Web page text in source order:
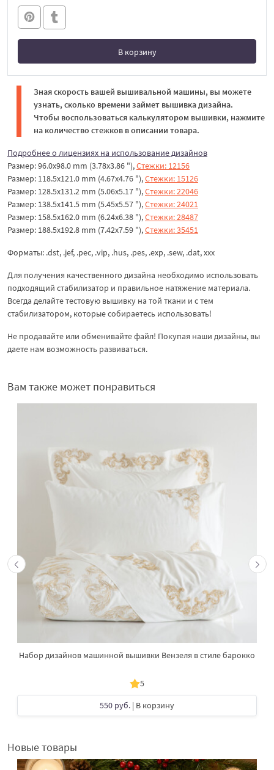
В корзину
В корзине
Зная скорость вашей вышивальной машины, вы можете
узнать, сколько времени займет вышивка дизайна.
Чтобы воспользоваться калькулятором вышивки, нажмите
на количество стежков в описании товара.
Подробнее о лицензиях на использование дизайнов
Размер: 96.0x98.0 mm (3.78x3.86 "),Стежки: 12156
Размер: 118.5x121.0 mm (4.67x4.76 "),Стежки: 15126
Размер: 128.5x131.2 mm (5.06x5.17 "),Стежки: 22046
Размер: 138.5x141.5 mm (5.45x5.57 "),Стежки: 24021
Размер: 158.5x162.0 mm (6.24x6.38 "),Стежки: 28487
Размер: 188.5x192.8 mm (7.42x7.59 "),Стежки: 35451
Форматы: .dst, .jef, .pec, .vip, .hus, .pes, .exp, .sew, .dat, xxx
Для получения качественного дизайна необходимо использовать
подходящий стабилизатор и правильное натяжение материала.
Всегда делайте тестовую вышивку на той ткани и с тем
стабилизатором, которые собираетесь использовать!
Не продавайте или обменивайте файл! Покупая наши дизайны, вы
даете нам возможность развиваться.
Вам также может понравиться
Набор дизайнов машинной вышивки Вензеля в стиле барокко
5
550 руб. | В корзину
Новые товары